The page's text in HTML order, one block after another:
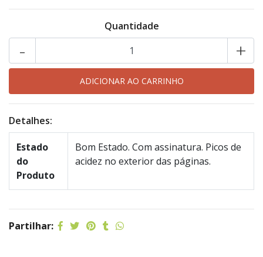
Quantidade
+
-
Detalhes:
Estado
do
Produto
Bom Estado. Com assinatura. Picos de
acidez no exterior das páginas.
Partilhar: